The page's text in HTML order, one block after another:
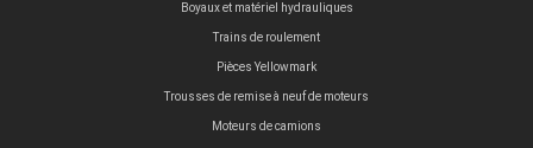
Boyaux et matériel hydrauliques
Trains de roulement
Pièces Yellowmark
Trousses de remise à neuf de moteurs
Moteurs de camions